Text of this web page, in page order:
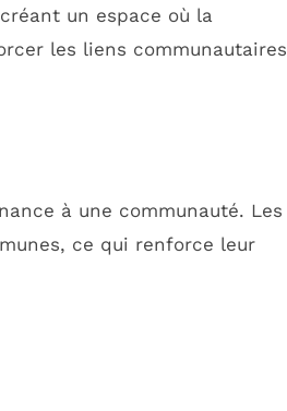
un espace où la
les liens communautaires
à une communauté. Les
ce qui renforce leur